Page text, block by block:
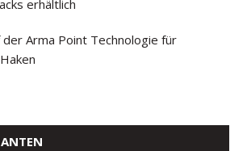
erhältlich
Arma Point Technologie für